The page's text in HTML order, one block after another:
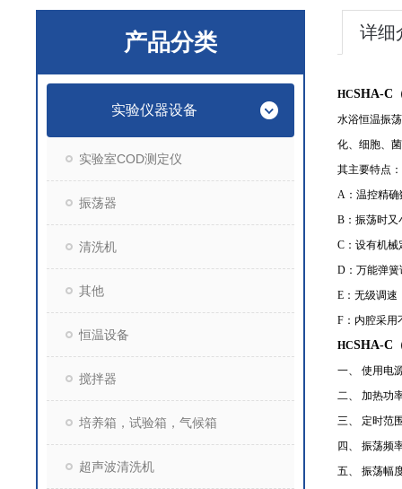
产品分类
实验仪器设备
实验室COD测定仪
振荡器
清洗机
其他
恒温设备
搅拌器
培养箱，试验箱，气候箱
超声波清洗机
详细
HCSHA-C
水浴恒温振
化、细胞、
其主要特点：
A ：温控精
B ：振荡时
C ：设有机
D ：万能弹
E ：无级调
F ：内腔采
HCSHA-C
一、 使用电
二、 加热功
三、 定时范
四、 振荡频
五、 振荡幅